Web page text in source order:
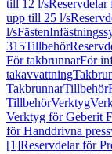
till 12 l/s
upp till 25 l/s
l/sFästen
315Tillbehör
För takbrunnarFör
takavvattning
TakbrunnarTillbehör
TillbehörVerktyg
Verktyg för Geberit
för Handdrivna
[1]Reservdelar för